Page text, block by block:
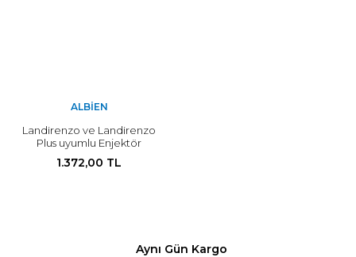
ALBIEN
Landirenzo ve Landirenzo
Plus uyumlu Enjektör
1.372,00 TL
Aynı Gün Kargo